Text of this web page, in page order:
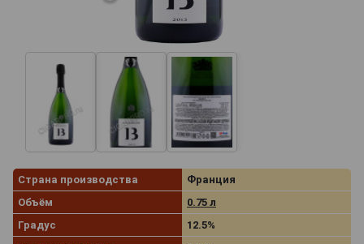
Страна производства
Франция
Объём
0.75 л
Градус
12.5%